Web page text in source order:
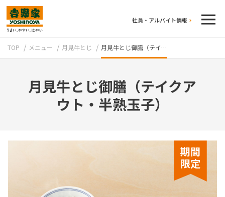
社員・アルバイト情報
TOP メニュー 月見牛とじ 月見牛とじ御膳（テイ…
月見牛とじ御膳（テイクア
ウト・半熟玉子）
期間
限定